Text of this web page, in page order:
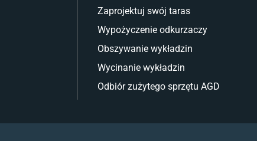
Zaprojektuj swój taras
Wypożyczenie odkurzaczy
Obszywanie wykładzin
Wycinanie wykładzin
Odbiór zużytego sprzętu AGD